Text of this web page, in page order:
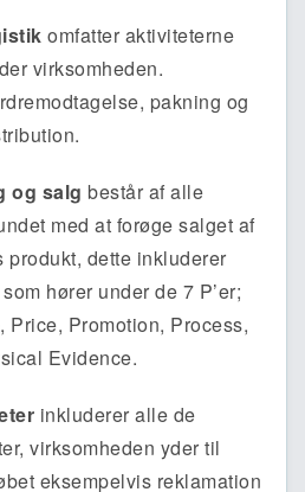
omfatter aktiviteterne
virksomheden.
pakning og
og salg består af alle
med at forøge salget af
produkt, dette inkluderer
hører under de 7 P’er;
Price, Promotion, Process,
Evidence.
inkluderer alle de
virksomheden yder til
eksempelvis reklamation